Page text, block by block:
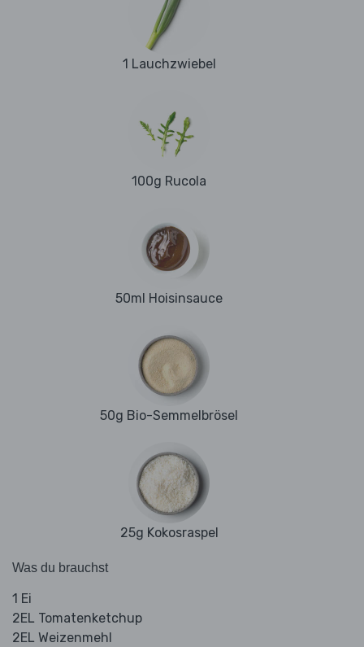
1 Lauchzwiebel
100g Rucola
50ml Hoisinsauce
50g Bio-Semmelbrösel
25g Kokosraspel
Was du brauchst
1 Ei
2EL Tomatenketchup
2EL Weizenmehl